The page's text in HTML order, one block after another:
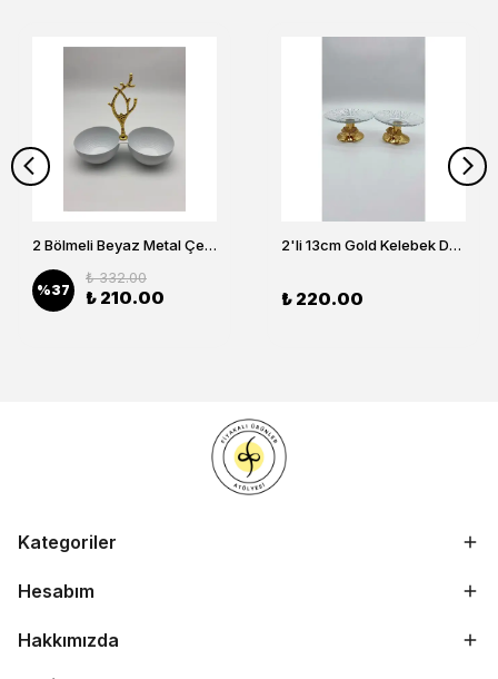
2 Bölmeli Beyaz Metal Çerezlik, Altın Dallı Çerez Tabağı
%37
₺ 332.00
₺ 210.00
2'li 13cm Gold Kelebek Detaylı Metal Ayaklı Cam Lokumluk , Sunumluk , Şekerlik, Çerezlik
₺ 220.00
Kategoriler
Hesabım
Hakkımızda